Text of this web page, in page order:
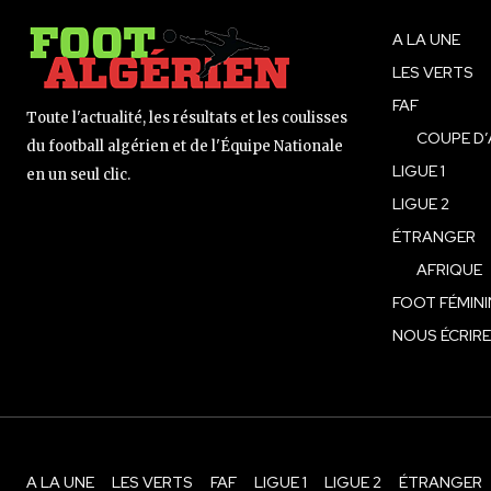
Toute l'actualité, les résultats et les coulisses
du football algérien et de l'Équipe Nationale
en un seul clic.
A LA UNE
LES VERTS
FAF
COUPE
LIGUE 1
LIGUE 2
ÉTRANGER
AFRIQUE
FOOT
NOUS ÉCRIRE
A LA UNE LES VERTS FAF LIGUE 1 LIGUE 2 ÉTRANGER